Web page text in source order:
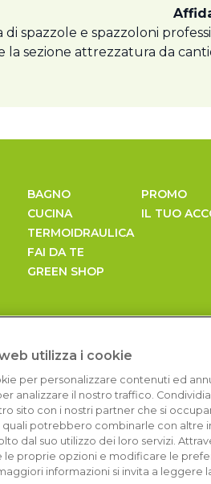
di spazzole e spazzoloni
la sezione attrezzatura da
BAGNO
CUCINA
TERMOIDRAULICA
FAI DA TE
GREEN SHOP
PROMO
IL TUO
utilizza i cookie
per personalizzare contenuti ed
analizzare il nostro traffico.
sito con i nostri partner che si
quali potrebbero combinarle con altre
dal suo utilizzo dei loro servizi.
le proprie opzioni e modificare le
informazioni si invita a leggere